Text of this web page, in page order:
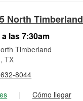
North Timberland
las 7:30am
Timberland
TX
8044
| Cómo llegar